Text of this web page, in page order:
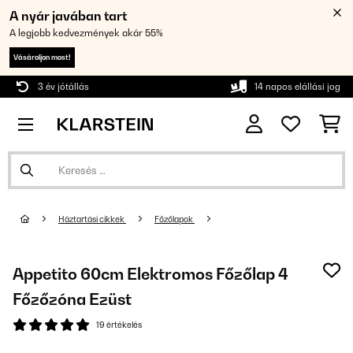
A nyár javában tart
A legjobb kedvezmények akár 55%
Vásároljon most!
3 év jótállás 14 napos elállási jog
Háztartási cikkek Főzőlapok
Appetito 60cm Elektromos Főzőlap 4
Főzőzóna Ezüst
19 értékelés